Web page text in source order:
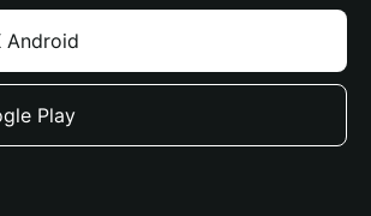
Android
Play